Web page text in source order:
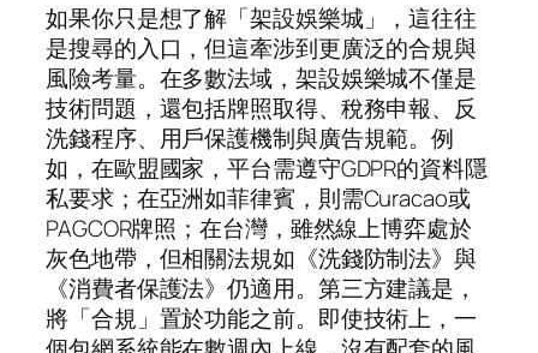
如果你只是想了解「架設娛樂城」，這往往
是搜尋的入口，但這牽涉到更廣泛的合規與
風險考量。在多數法域，架設娛樂城不僅是
技術問題，還包括牌照取得、稅務申報、反
洗錢程序、用戶保護機制與廣告規範。例
如，在歐盟國家，平台需遵守GDPR的資料隱
私要求；在亞洲如菲律賓，則需Curacao或
PAGCOR牌照；在台灣，雖然線上博弈處於
灰色地帶，但相關法規如《洗錢防制法》與
《消費者保護法》仍適用。第三方建議是，
將「合規」置於功能之前。即使技術上，一